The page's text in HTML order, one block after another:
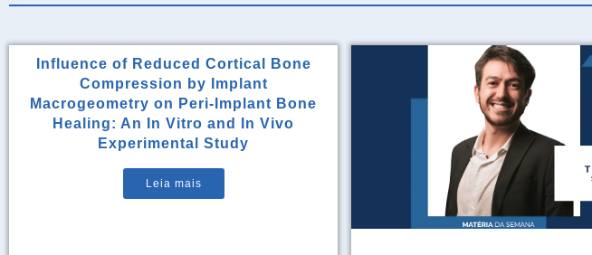
Influence of Reduced Cortical Bone
Compression by Implant
Macrogeometry on Peri-Implant Bone
Healing: An In Vitro and In Vivo
Experimental Study
Leia mais